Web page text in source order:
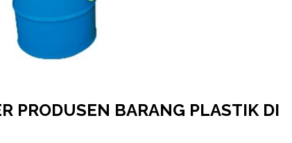
PRODUSEN BARANG PLASTIK DI